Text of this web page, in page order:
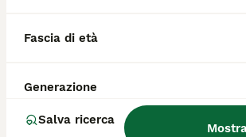
Fascia di età
Generazione
Salva ricerca
FAQ